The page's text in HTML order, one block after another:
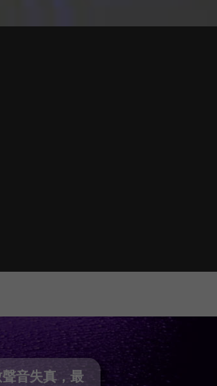
音失真，最